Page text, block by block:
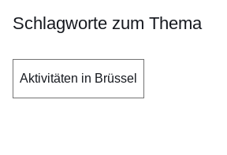
Schlagworte zum Thema
Aktivitäten in Brüssel